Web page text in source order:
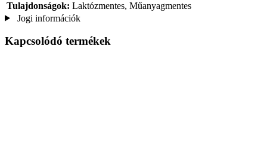
Tulajdonságok: Laktózmentes, Műanyagmentes
Jogi információk
Kapcsolódó termékek